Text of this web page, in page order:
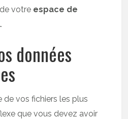
votre espace de
.
données
de vos fichiers les plus
que vous devez avoir